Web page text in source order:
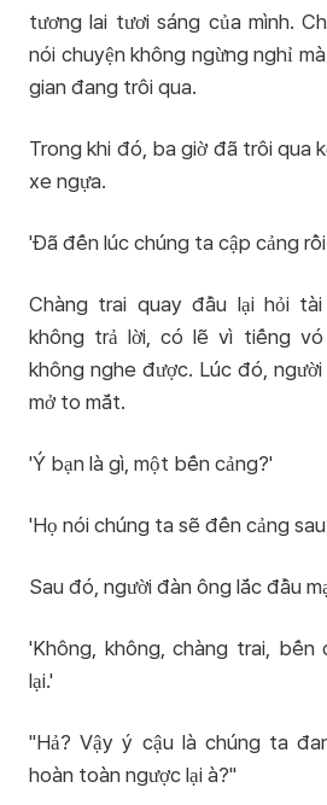
tương lai tươi sáng của mình.
nói chuyện không ngừng nghỉ
gian đang trôi qua.
Trong khi đó, ba giờ đã trôi qua
xe ngựa.
'Đã đến lúc chúng ta cập cảng
Chàng trai quay đầu lại hỏi
không trả lời, có lẽ vì tiếng
không nghe được. Lúc đó,
mở to mắt.
'Ý bạn là gì, một bến cảng?'
'Họ nói chúng ta sẽ đến cảng
Sau đó, người đàn ông lắc đầu
'Không, không, chàng trai, bến
lại.'
"Hả? Vậy ý cậu là chúng ta
hoàn toàn ngược lại à?"